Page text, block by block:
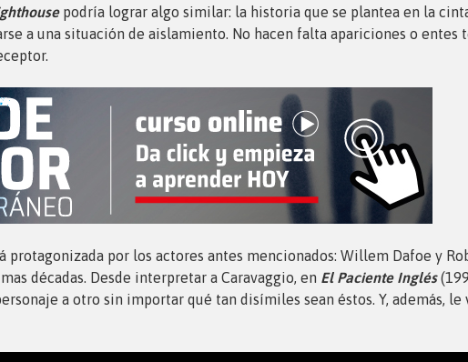
podría lograr algo similar: la historia que se plantea en la
a una situación de aislamiento. No hacen falta apariciones o
protagonizada por los actores antes mencionados: Willem Dafoe y
décadas. Desde interpretar a Caravaggio, en El Paciente Inglés
a otro sin importar qué tan disímiles sean éstos. Y, además,